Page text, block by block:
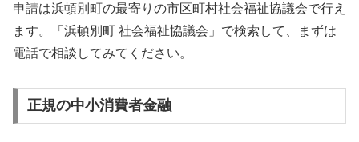
申請は浜頓別町の最寄りの市区町村社会福祉協議会で行え
ます。「浜頓別町 社会福祉協議会」で検索して、まずは
電話で相談してみてください。
正規の中小消費者金融